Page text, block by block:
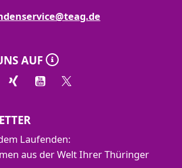
AUF
Laufenden:
aus der Welt Ihrer Thüringer